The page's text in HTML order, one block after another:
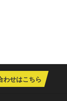
わせはこちら